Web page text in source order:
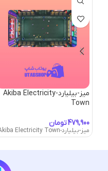
میز-بیلیارد-Akiba Electricity
Town
تومان
میز-بیلیارد-Akiba Electricity Town